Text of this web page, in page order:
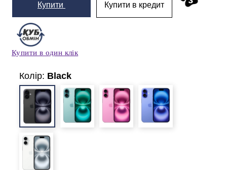
Купити Купити в кредит
Купити в один клік
Колір: Black